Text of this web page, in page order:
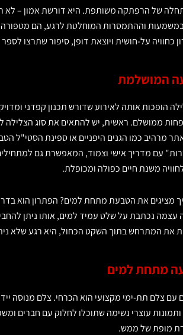
של הרפתקה משותפת. היא דורשת אמון – לא
וההתמסרות המוחלטת לרגע, הם
כחוויה על-חושית ויוצאת דופן, סיפור שתרצו
המושלמת
הופכות אותה לאירוע שדורש תכנון קפדני
ממושלם. ראשית, יש להתאים את סוג הצלילה
מרהיב כמו הגנים היפניים או ספינת הסטי"ל
עם מדריך אישי וצמוד, המאפשרת גם
משנת חיים כפולה ומכופלת.
מציגים את הטבעת מתחת למים? הפתרון הוא
עצמה נכתבת על שלט עמיד למים, אותו ניתן
את המתרחש בתוך השקט הכחול, היא רגע שלא
מתחת למים
צלם תת-ימי מקצועי הוא הכרחי. צלם מנוסה
עוצרי נשימה שתוכלו לחלוק עם חברים
מופת של ממש.